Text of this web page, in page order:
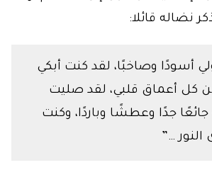
نضاله قائلا:
أسودًا وصاخبًا، لقد كنت أبكي
من كل أعماق قلبي، لقد صليت
جدًا وعطشًا وباردًا، وكنت
…”